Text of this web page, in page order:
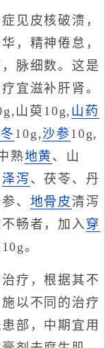
见皮核破溃，
，精神倦怠，
脉细数。这是
宜滋补肝肾。
山萸10g, 山药
10g,沙参10g,
熟地黄 、山
泽泻 、茯苓、丹
、 地骨皮 清泻
畅者，加入穿
。
疗，根据其不
以不同的治疗
部，中期宜用